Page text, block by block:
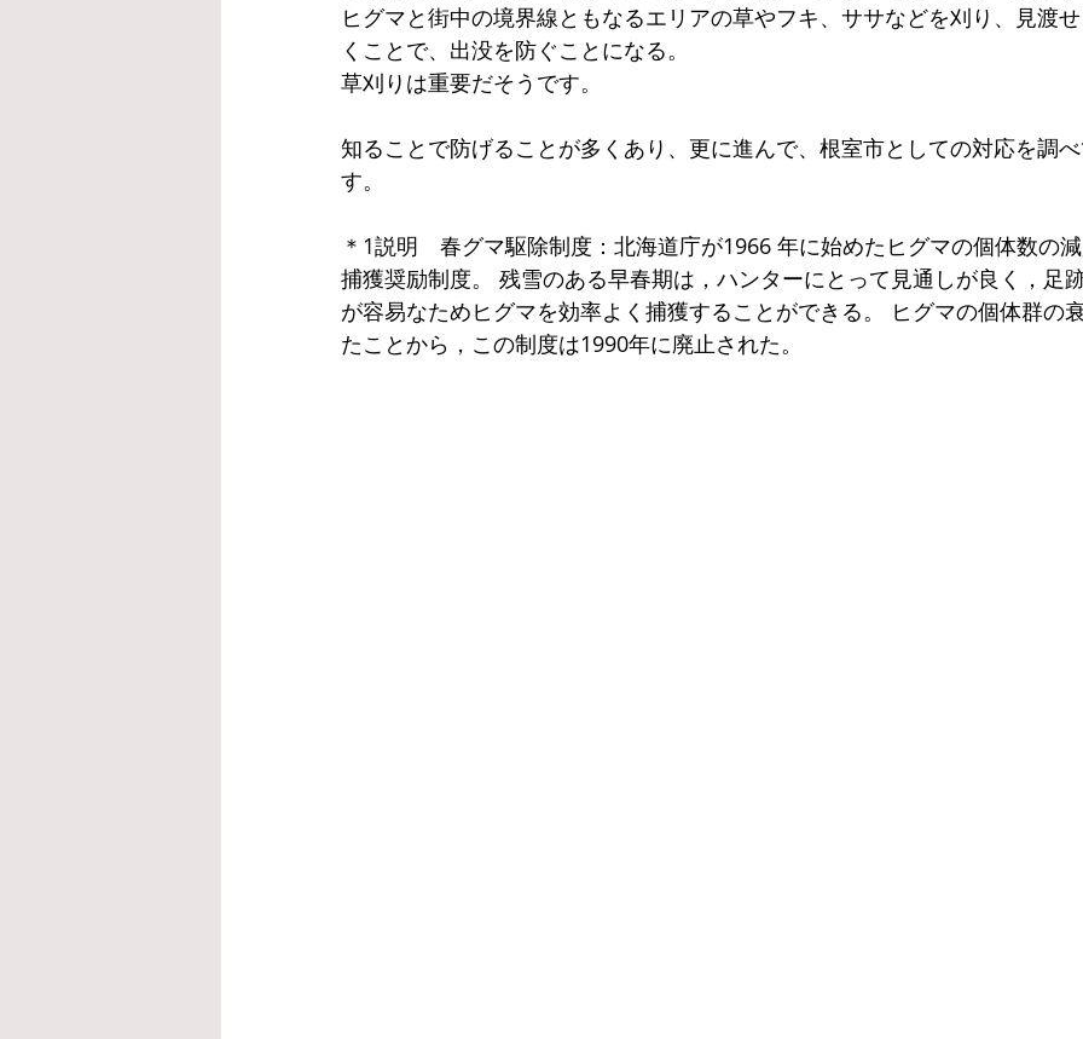
ヒグマと街中の境界線ともなるエリアの草やフキ、ササなどを刈り、見渡
くことで、出没を防ぐことになる。
草刈りは重要だそうです。
知ることで防げることが多くあり、更に進んで、根室市としての対応を調
す。
＊1説明　春グマ駆除制度：北海道庁が1966 年に始めたヒグマの個体数の
捕獲奨励制度。 残雪のある早春期は，ハンターにとって見通しが良く，足
が容易なためヒグマを効率よく捕獲することができる。 ヒグマの個体群の
たことから，この制度は1990年に廃止された。